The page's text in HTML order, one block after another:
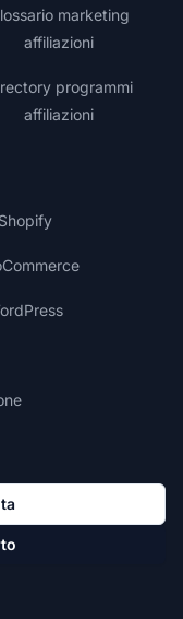
marketing
affiliazioni
programmi
affiliazioni